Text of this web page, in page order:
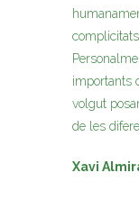
importants
volgut
de les
Xavi